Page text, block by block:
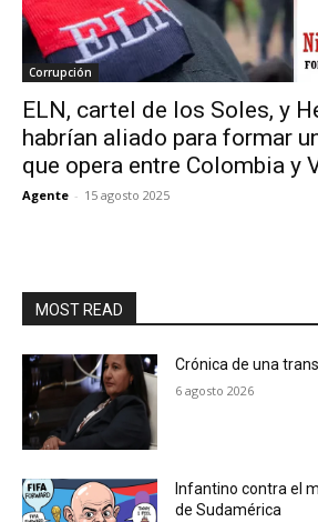
Corrupción
ELN, cartel de los Soles, y
habrían aliado para formar
que opera entre Colombia y
Agente - 15 agosto 2025
MOST READ
Crónica de una
6 agosto 2026
Infantino contra el
de Sudamérica